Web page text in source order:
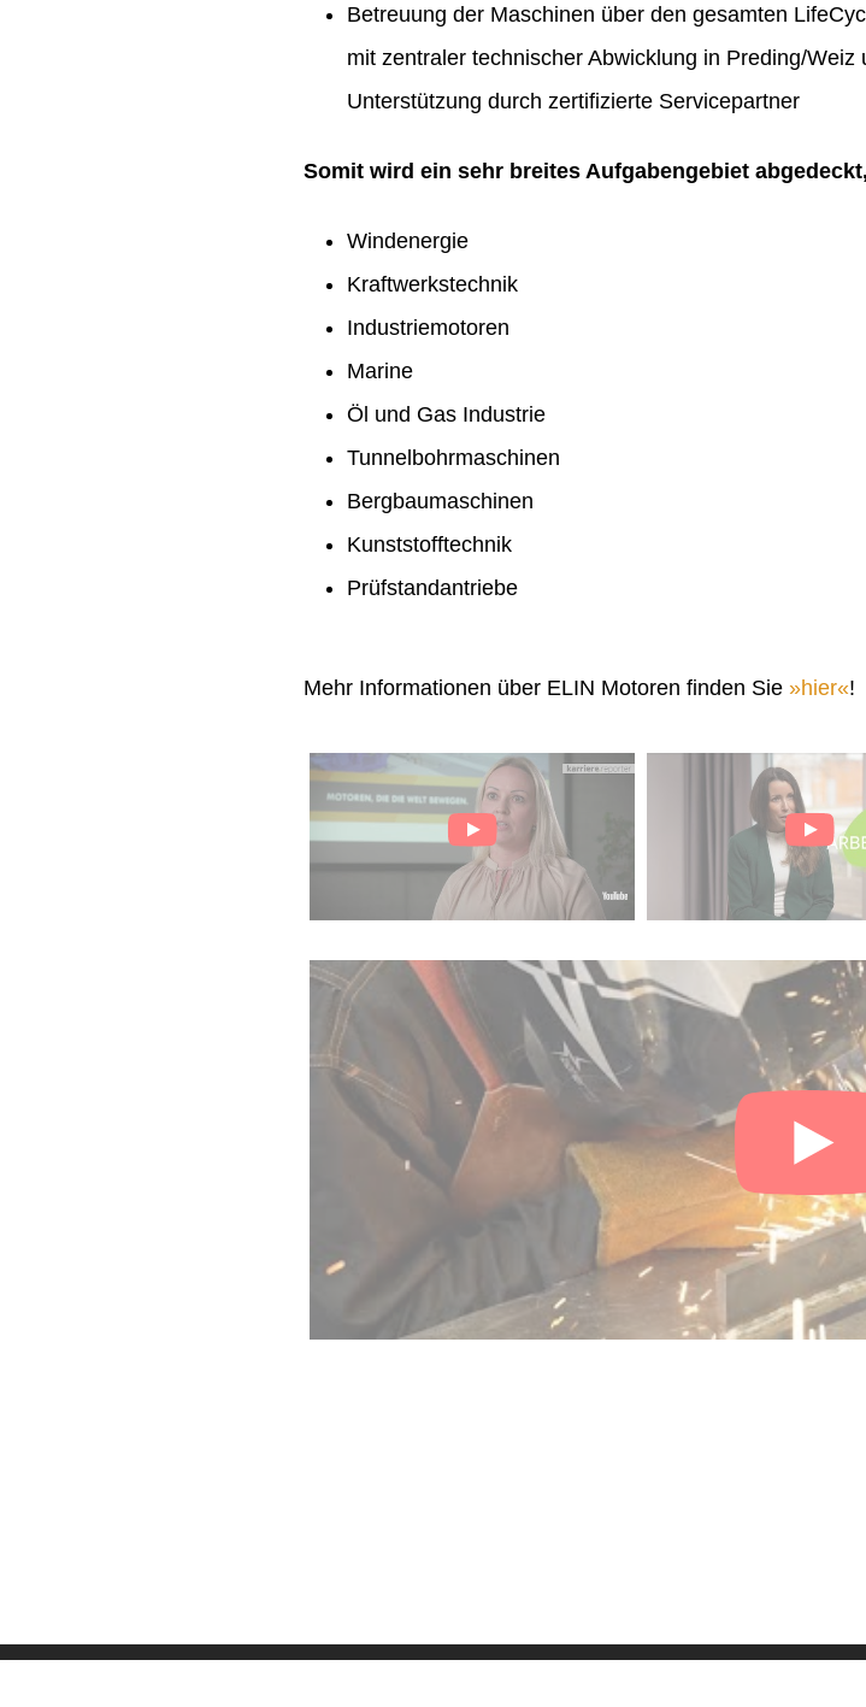
Betreuung der Maschinen über den gesamten
mit zentraler technischer Abwicklung in Preding/
Unterstützung durch zertifizierte Servicepartner
Somit wird ein sehr breites Aufgabengebiet
Windenergie
Kraftwerkstechnik
Industriemotoren
Marine
Öl und Gas Industrie
Tunnelbohrmaschinen
Bergbaumaschinen
Kunststofftechnik
Prüfstandantriebe
Mehr Informationen über ELIN Motoren finden Sie hier !